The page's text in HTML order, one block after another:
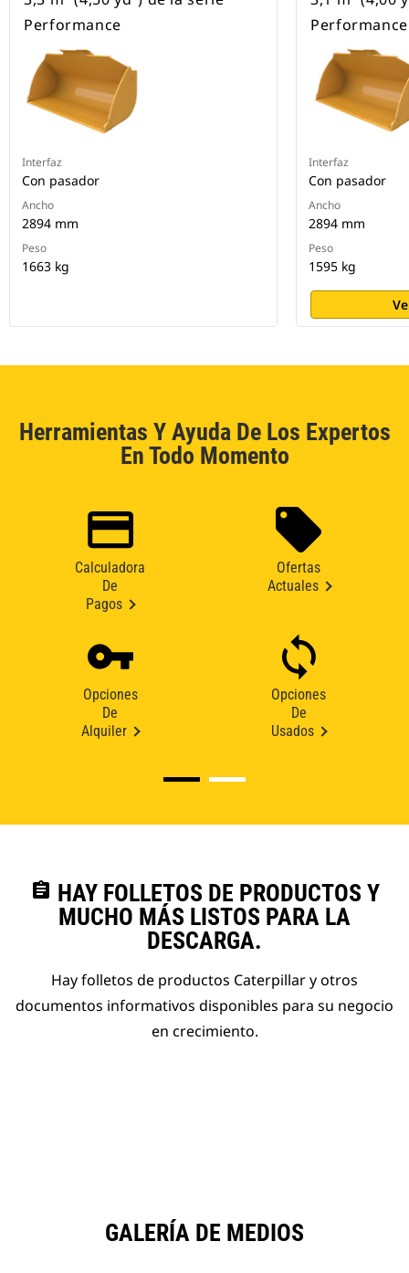
Performance
Interfaz
Con pasador
Ancho
2894 mm
Peso
1663 kg
Performance
Interfaz
Con pasador
Ancho
2894 mm
Peso
1595 kg
Herramientas Y Ayuda De Los Expertos
En Todo Momento
Calculadora
De
Pagos
Ofertas
Actuales
Opciones
De
Alquiler
Opciones
De
Usados
assignment HAY FOLLETOS DE PRODUCTOS Y
MUCHO MÁS LISTOS PARA LA
DESCARGA.
Hay folletos de productos Caterpillar y otros
documentos informativos disponibles para su negocio
en crecimiento.
GALERÍA DE MEDIOS